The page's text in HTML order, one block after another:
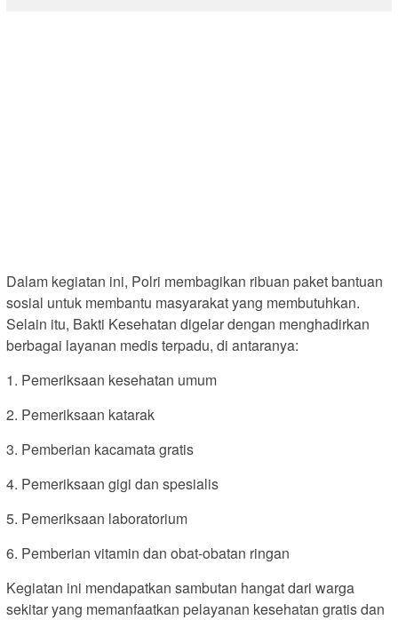
Dalam kegiatan ini, Polri membagikan ribuan paket bantuan
sosial untuk membantu masyarakat yang membutuhkan.
Selain itu, Bakti Kesehatan digelar dengan menghadirkan
berbagai layanan medis terpadu, di antaranya:
1. Pemeriksaan kesehatan umum
2. Pemeriksaan katarak
3. Pemberian kacamata gratis
4. Pemeriksaan gigi dan spesialis
5. Pemeriksaan laboratorium
6. Pemberian vitamin dan obat-obatan ringan
Kegiatan ini mendapatkan sambutan hangat dari warga
sekitar yang memanfaatkan pelayanan kesehatan gratis dan